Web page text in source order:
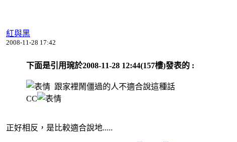
紅與黑
2008-11-28 17:42
下面是引用琬於2008-11-28 12:44(157樓)發表的 :
跟家裡鬧僵過的人不適合說這種話
CC
正好相反，是比較適合說地.....